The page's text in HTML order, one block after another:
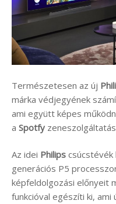
Természetesen az új
márka védjegyének
ami együtt képes
a Spotfy
Az idei Philips csúcstévék
generációs P5
képfeldolgozási előnyeit
funkcióval egészíti ki,